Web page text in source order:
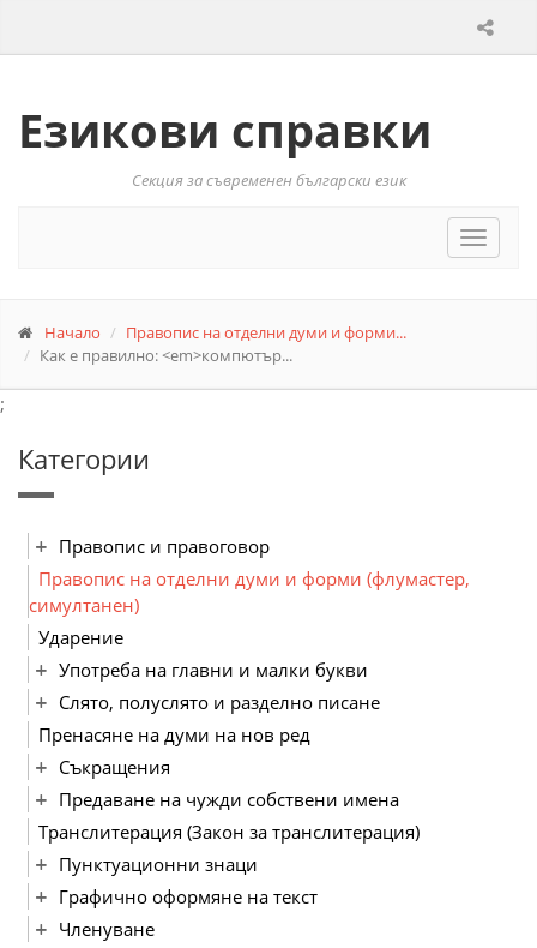
Езикови справки
Секция за съвременен български език
Toggle
Начало
Правопис на отделни думи и форми...
Как е правилно: <em>компютър...
;
Категории
Правопис и правоговор
Правопис на отделни думи и форми (флумастер,
симултанен)
Ударение
Употреба на главни и малки букви
Слято, полуслято и разделно писане
Пренасяне на думи на нов ред
Съкращения
Предаване на чужди собствени имена
Транслитерация (Закон за транслитерация)
Пунктуационни знаци
Графично оформяне на текст
Членуване